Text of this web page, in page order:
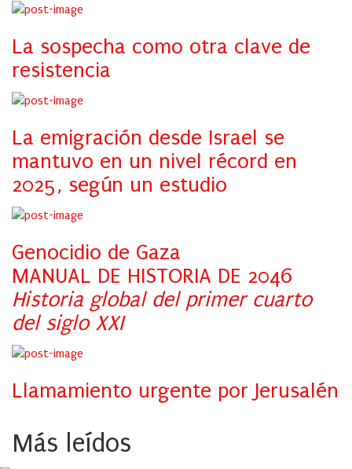
La sospecha como otra clave de
resistencia
La emigración desde Israel se
mantuvo en un nivel récord en
2025, según un estudio
Genocidio de Gaza
MANUAL DE HISTORIA DE 2046
Historia global del primer cuarto
del siglo XXI
Llamamiento urgente por Jerusalén
Más leídos